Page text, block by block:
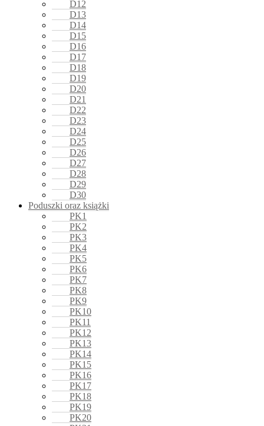
D12
D13
D14
D15
D16
D17
D18
D19
D20
D21
D22
D23
D24
D25
D26
D27
D28
D29
D30
Poduszki oraz książki
PK1
PK2
PK3
PK4
PK5
PK6
PK7
PK8
PK9
PK10
PK11
PK12
PK13
PK14
PK15
PK16
PK17
PK18
PK19
PK20